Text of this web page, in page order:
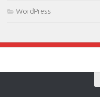
WordPress